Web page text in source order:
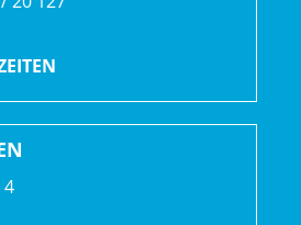
Pro 51, OCLV Carbon, Tubeless